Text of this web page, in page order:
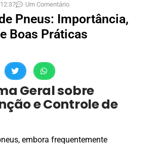
12:37 Um Comentário
Pneus: Importância,
Boas Práticas
Geral sobre
e Controle de
embora frequentemente